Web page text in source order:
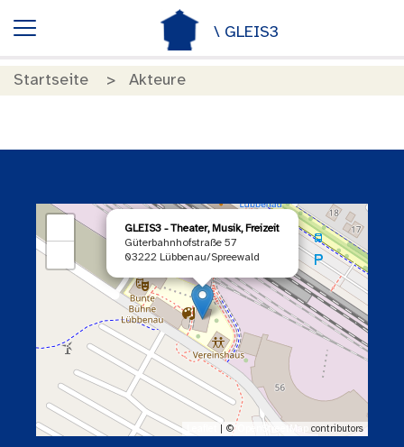
\ GLEIS3
Startseite Akteure
GLEIS3 - Theater, Musik, Freizeit
Güterbahnhofstraße 57
03222 Lübbenau/Spreewald
| © contributors